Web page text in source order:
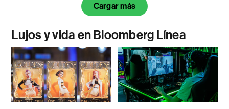
Cargar más
Lujos y vida en Bloomberg Línea